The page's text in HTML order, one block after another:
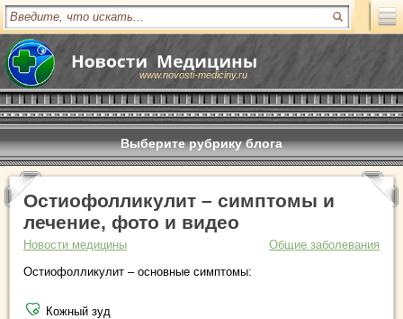
www.novosti-mediciny.ru
Выберите рубрику блога
Остиофолликулит – симптомы и
лечение, фото и видео
Новости медицины
Общие заболевания
Остиофолликулит – основные симптомы:
Кожный зуд